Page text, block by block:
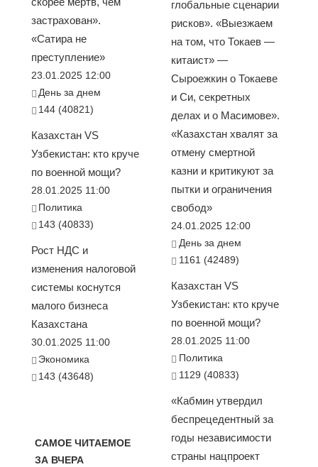
застрахован».
«Сатира не
преступление»
23.01.2025 12:00
День за днем
144 (40821)
Казахстан VS
Узбекистан: кто круче
по военной мощи?
28.01.2025 11:00
Политика
143 (40833)
Рост НДС и
изменения налоговой
системы коснутся
малого бизнеса
Казахстана
30.01.2025 11:00
Экономика
143 (43648)
САМОЕ ЧИТАЕМОЕ
ЗА ВЧЕРА
глобальные сценарии
рисков». «Выезжаем
на том, что Токаев —
китаист» —
Сыроежкин о Токаеве
и Си, секретных
делах и о Масимове».
«Казахстан хвалят за
отмену смертной
казни и критикуют за
пытки и ограничения
свобод»
24.01.2025 12:00
День за днем
1161 (42489)
Казахстан VS
Узбекистан: кто круче
по военной мощи?
28.01.2025 11:00
Политика
1129 (40833)
«Кабмин утвердил
беспрецедентный за
годы независимости
страны нацпроект